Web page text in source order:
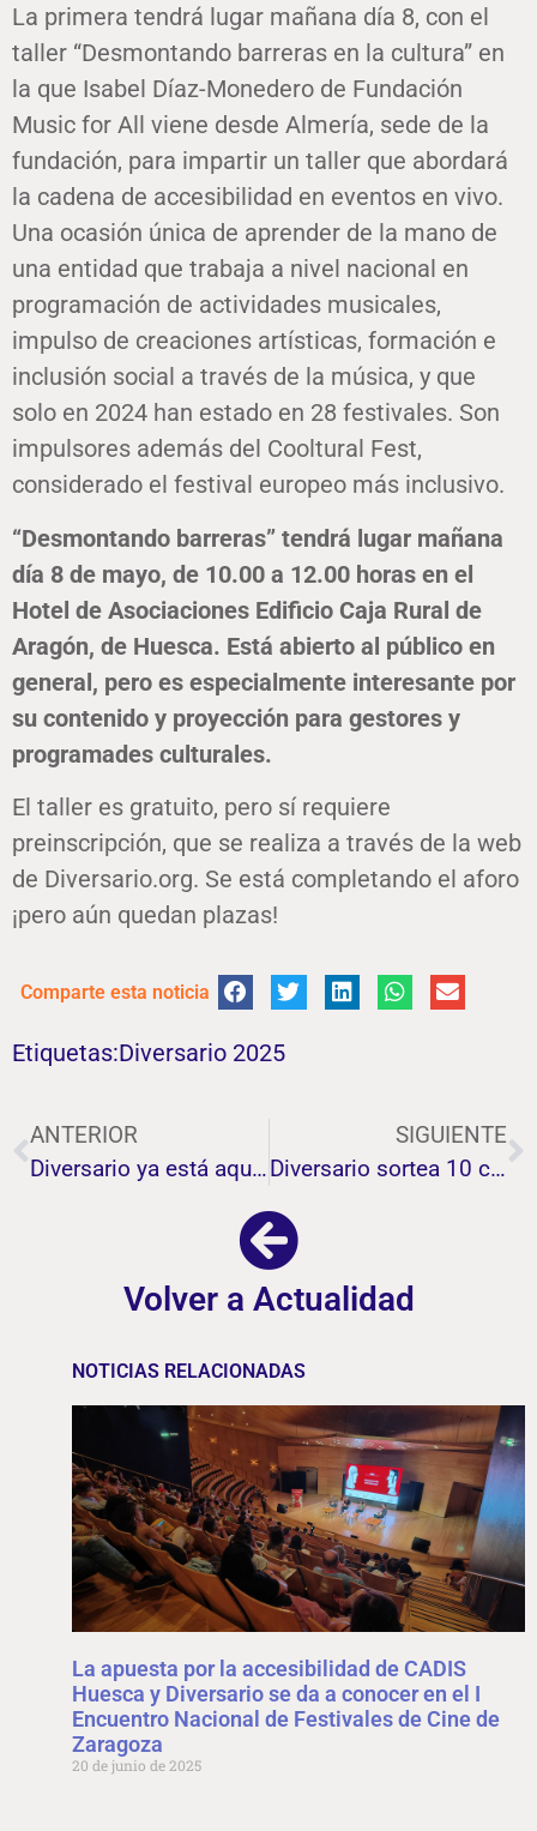
La primera tendrá lugar mañana día 8, con el
taller “Desmontando barreras en la cultura” en
la que Isabel Díaz-Monedero de Fundación
Music for All viene desde Almería, sede de la
fundación, para impartir un taller que abordará
la cadena de accesibilidad en eventos en vivo.
Una ocasión única de aprender de la mano de
una entidad que trabaja a nivel nacional en
programación de actividades musicales,
impulso de creaciones artísticas, formación e
inclusión social a través de la música, y que
solo en 2024 han estado en 28 festivales. Son
impulsores además del Cooltural Fest,
considerado el festival europeo más inclusivo.
“Desmontando barreras” tendrá lugar mañana
día 8 de mayo, de 10.00 a 12.00 horas en el
Hotel de Asociaciones Edificio Caja Rural de
Aragón, de Huesca. Está abierto al público en
general, pero es especialmente interesante por
su contenido y proyección para gestores y
programades culturales.
El taller es gratuito, pero sí requiere
preinscripción, que se realiza a través de la web
de Diversario.org. Se está completando el aforo
¡pero aún quedan plazas!
Comparte esta noticia
Etiquetas:Diversario 2025
ANTERIOR
Diversario ya está aquí… ¡y ha llegado para quedarse y movilizar a la sociedad en torno al arte, la cultura y la accesibilidad!
SIGUIENTE
Diversario sortea 10 camisetas únicas de la SD Huesca
Volver a Actualidad
NOTICIAS RELACIONADAS
La apuesta por la accesibilidad de CADIS
Huesca y Diversario se da a conocer en el I
Encuentro Nacional de Festivales de Cine de
Zaragoza
20 de junio de 2025